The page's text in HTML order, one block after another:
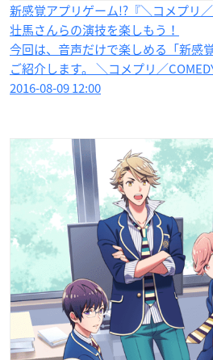
新感覚アプリゲーム!?『＼コメプリ
壮馬さんらの演技を楽しもう！
今回は、音声だけで楽しめる「新感
ご紹介します。 ＼コメプリ／
2016-08-09 12:00